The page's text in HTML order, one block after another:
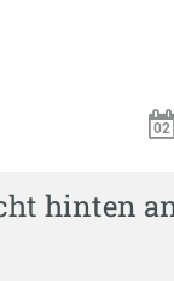
hinten